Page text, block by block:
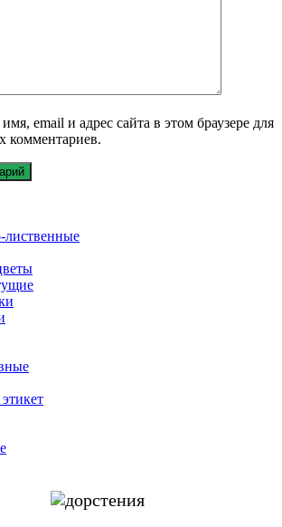
email и адрес сайта в этом браузере для
комментариев.
лиственные